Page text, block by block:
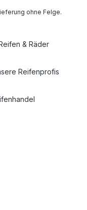
ohne Felge.
& Räder
Reifenprofis